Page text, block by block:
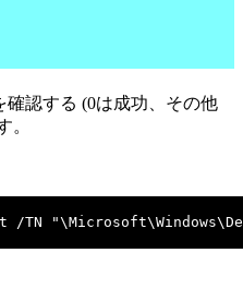
認する (0は成功、その他
。